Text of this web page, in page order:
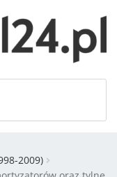
2009)